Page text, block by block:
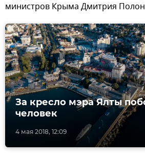
министров Крыма Дмитрия
4 мая 2018, 12:09
За кресло мэра Ялты
человек